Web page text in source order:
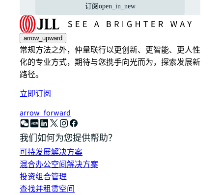
订阅open_in_new
arrow_upward
常规方法之外，仲量联行以更创新、更智能、更人性
化的专业方式，期待与您携手向光而为，探索发展新
路径。
立即订阅
arrow_forward
我们如何为您提供帮助？
可持发展解决方案
混合办公空间解决方案
投资组合管理
查找并租赁空间